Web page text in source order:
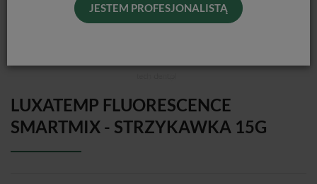
JESTEM PROFESJONALISTĄ
LUXATEMP FLUORESCENCE
SMARTMIX - STRZYKAWKA 15G